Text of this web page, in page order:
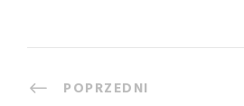
POPRZEDNI